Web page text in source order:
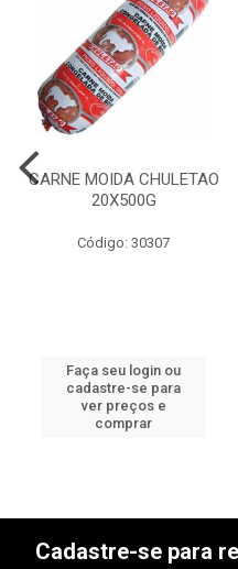
CARNE MOIDA CHULETAO
20X500G
Código: 30307
Faça seu login ou
cadastre-se para
ver preços e
comprar
Cadastre-se para